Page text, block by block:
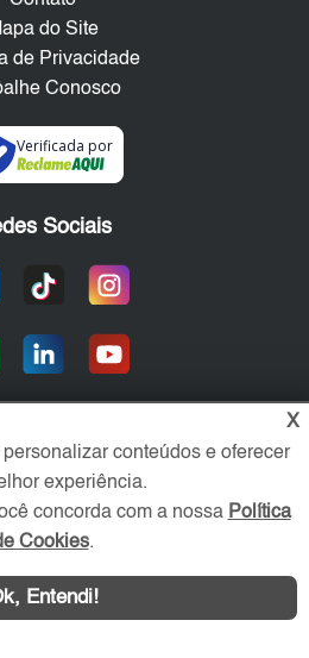
Contatar
do Site
de Privacidade
Conosco
Verificada por
Sociais
aos anunciantes,
sua conta:
X
conteúdos e oferecer
experiência.
concorda com a nossa Política
Cookies.
Entendi!